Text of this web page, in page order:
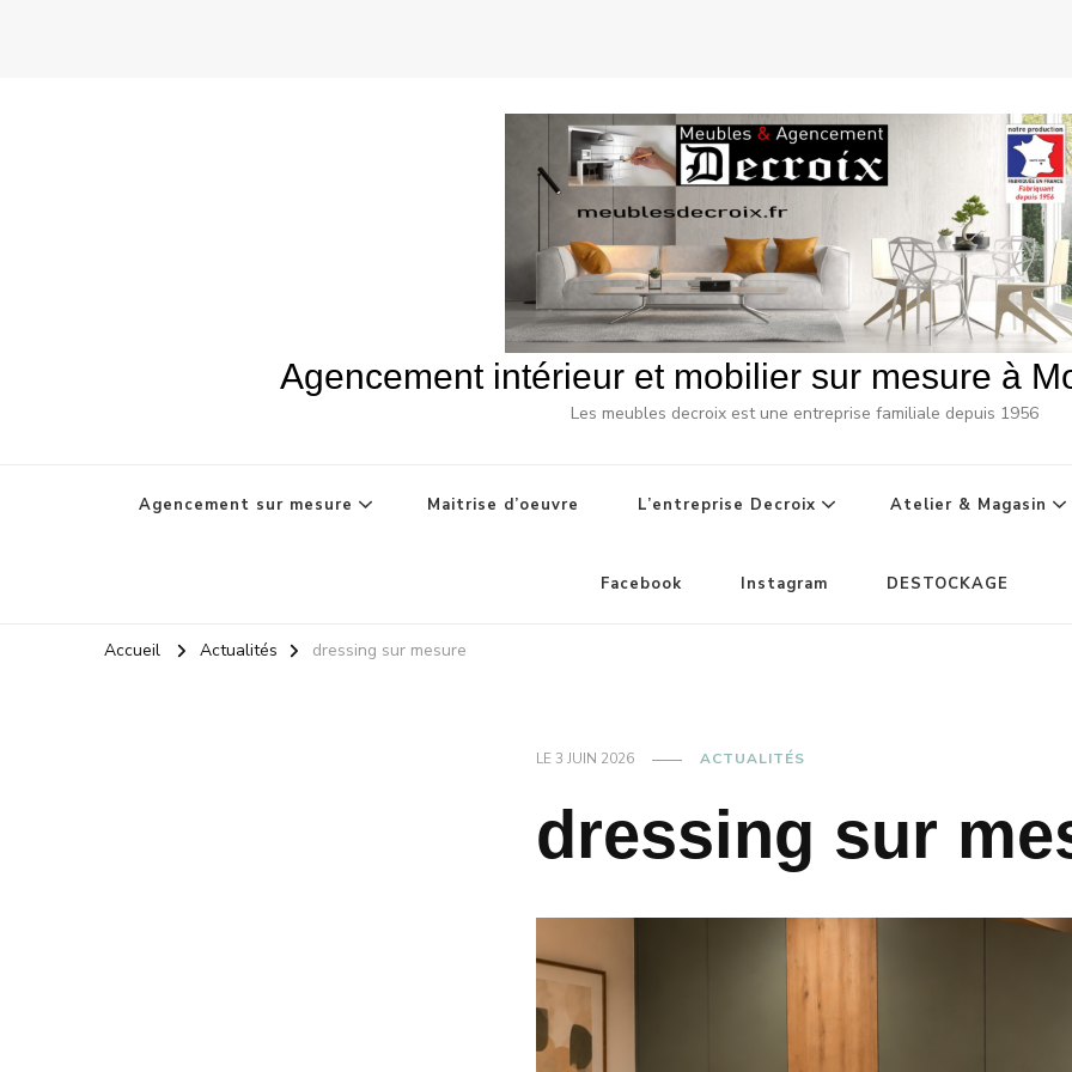
Agencement intérieur et mobilier sur mesure à
Les meubles decroix est une entreprise familiale depuis 1956
Agencement sur mesure Maitrise d’oeuvre L’entreprise Decroix Atelier & Magasin
Facebook Instagram DESTOCKAGE
Accueil Actualités dressing sur mesure
LE 3 JUIN 2026 ACTUALITÉS
dressing sur